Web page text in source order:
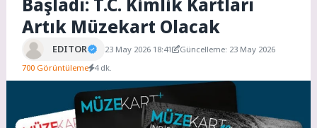
Artık Müzekart Olacak
EDITOR 23 May 2026 18:41
Güncelleme: 23 May 2026
700 Görüntüleme 4 dk.